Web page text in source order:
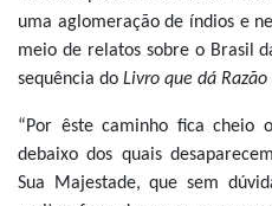
uma aglomeração de índios e
meio de relatos sobre o Brasil
sequência do Livro que dá
“Por êste caminho fica cheio
debaixo dos quais
Sua Majestade, que sem